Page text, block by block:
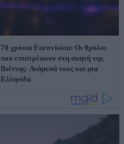
70 χρόνια Eurovision: Οι θρύλοι
που επιστρέφουν στη σκηνή της
Βιέννης- Ανάμεσά τους και μια
Ελληνίδα